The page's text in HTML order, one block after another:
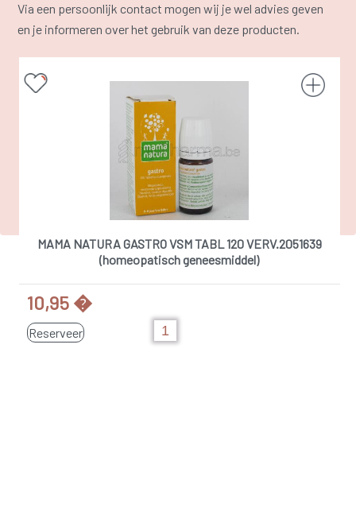
Via een persoonlijk contact mogen wij je wel advies geven
en je informeren over het gebruik van deze producten.
MAMA NATURA GASTRO VSM TABL 120 VERV.2051639
(homeopatisch geneesmiddel)
10,95 �
Reserveer